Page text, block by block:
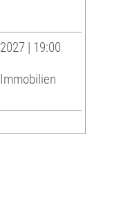
| 19:00
Immobilien